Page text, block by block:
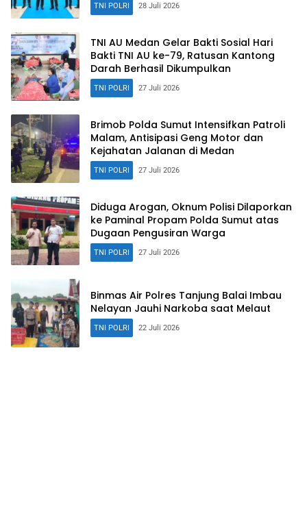
TNI POLRI 28 Juli 2026
TNI AU Medan Gelar Bakti Sosial Hari
Bakti TNI AU ke-79, Ratusan Kantong
Darah Berhasil Dikumpulkan
TNI POLRI 27 Juli 2026
Brimob Polda Sumut Intensifkan Patroli
Malam, Antisipasi Geng Motor dan
Kejahatan Jalanan di Medan
TNI POLRI 27 Juli 2026
Diduga Arogan, Oknum Polisi Dilaporkan
ke Paminal Propam Polda Sumut atas
Dugaan Pengusiran Warga
TNI POLRI 27 Juli 2026
Binmas Air Polres Tanjung Balai Imbau
Nelayan Jauhi Narkoba saat Melaut
TNI POLRI 22 Juli 2026